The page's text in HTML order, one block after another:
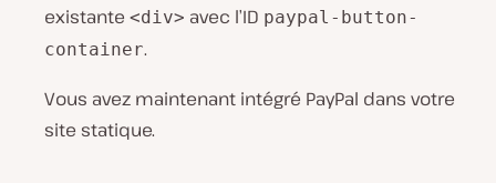
existante <div> avec l’ID paypal-button-
container.
Vous avez maintenant intégré PayPal dans votre
site statique.